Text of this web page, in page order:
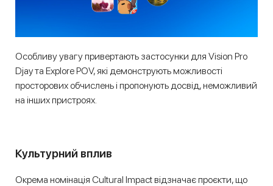
Особливу увагу привертають застосунки для Vision Pro
Djay та Explore POV, які демонструють можливості
просторових обчислень і пропонують досвід, неможливий
на інших пристроях.
Культурний вплив
Окрема номінація Cultural Impact відзначає проєкти, що